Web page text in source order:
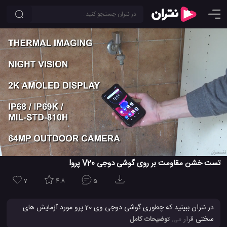
تست خشن مقاومت بر روی گوشی دوجی V20 پرو!
7 4.8 5
در نتران ببینید که چطوری گوشی دوجی وی 20 پرو مورد آزمایش های
سختی قرار می گیرد که امکان ندارد یک گوشی از آنها عبور کند! در این
... توضیحات کامل